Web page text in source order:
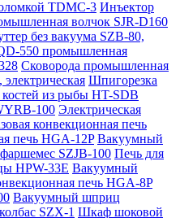
TDMC-3 Инъектор
волчок SJR-D160
без вакуума SZB-80,
550 промышленная
Сковорода промышленная
Шпигорезка
из рыбы HT-SDB
100 Электрическая
конвекционная печь
печь HGA-12P Вакуумный
SZJB-100 Печь для
HPW-33E Вакуумный
печь HGA-8P
Вакуумный шприц
SZX-1 Шкаф шоковой